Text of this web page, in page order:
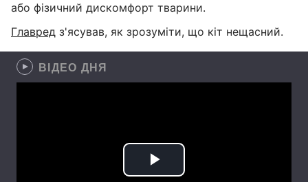
або фізичний дискомфорт тварини.
Главред з'ясував, як зрозуміти, що кіт нещасний.
ВІДЕО ДНЯ